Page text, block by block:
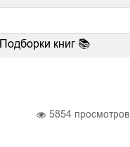
Подборки книг 📚
5854 просмотров